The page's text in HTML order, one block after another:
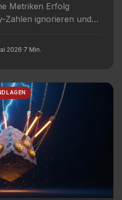
Metriken Erfolg
Zahlen ignorieren und
2026·7 Min.